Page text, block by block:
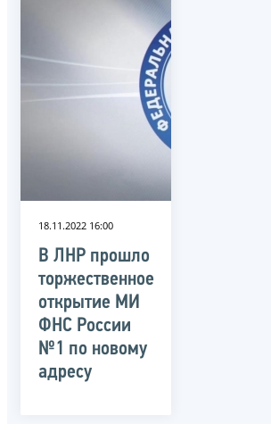
18.11.2022 16:00
В ЛНР прошло
торжественное
открытие МИ
ФНС России
№1 по новому
адресу